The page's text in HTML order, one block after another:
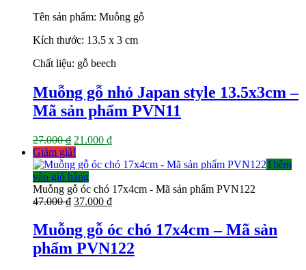
là:
tại
21.000 ₫.
Tên sản phẩm: Muỗng gỗ
Kích thước: 13.5 x 3 cm
Chất liệu: gỗ beech
Muỗng gỗ nhỏ Japan style 13.5x3cm –
Mã sản phẩm PVN11
27.000₫ Giá
gốc
là:
27.000 ₫.
21.000 ₫Giá
tại
21.000 ₫.
Giảm giá!
Thêm
vào giỏ hàng
Muỗng gỗ óc chó 17x4cm - Mã sản phẩm PVN122
47.000₫ Giá
là:
47.000 ₫.
37.000 ₫Giá
tại
là:
37.000 ₫.
Muỗng gỗ óc chó 17x4cm – Mã sản
phẩm PVN122